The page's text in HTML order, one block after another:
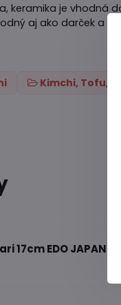
keramika je
aj ako darček a
Kimchi, Tofu,
17cm EDO JAPAN